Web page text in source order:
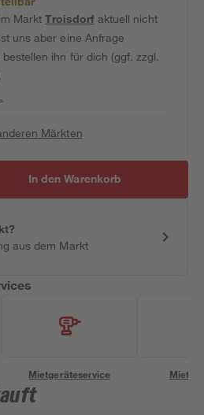
MarktTroisdorfaktuell nicht
uns aber eine Anfrage
ihn für dich (ggf. zzgl.
Märkten
In den Warenkorb
aus dem Markt
Mietgeräteservice